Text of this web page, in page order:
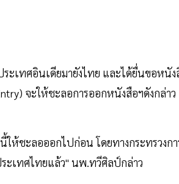
ะเทศอินเดียมายังไทย และได้ยื่นขอหนั
จะให้ชะลอการออกหนังสือฯดังกล่าว
ห้ชะลอออกไปก่อน โดยทางกระทรวงก
ะเทศไทยแล้ว" นพ.ทวีศิลป์กล่าว